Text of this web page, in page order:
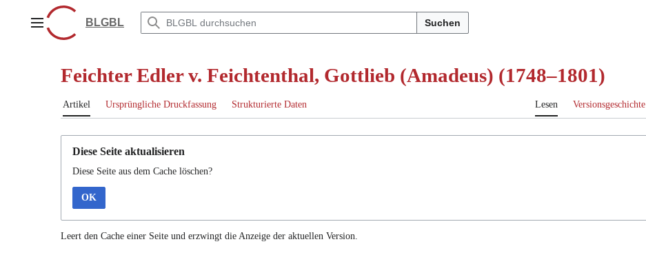
springenHauptmenüBLGBL Suchen
Feichter Edler v. Feichtenthal, Gottlieb (Amadeus) (1748–1801)
Artikel Ursprüngliche Druckfassung Strukturierte Daten Lesen Versionsgeschichte
Diese Seite aktualisieren
Diese Seite aus dem Cache löschen?
OK
Leert den Cache einer Seite und erzwingt die Anzeige der aktuellen Version.